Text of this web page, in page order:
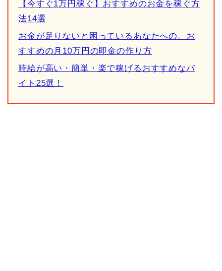
【今すぐ1万円稼ぐ】おすすめのお金を稼ぐ方
法14選
お金が足りないと困っているあなたへの、お
すすめの月10万円の即金の作り方
時給が高い・簡単・楽で稼げるおすすめなバ
イト25選！